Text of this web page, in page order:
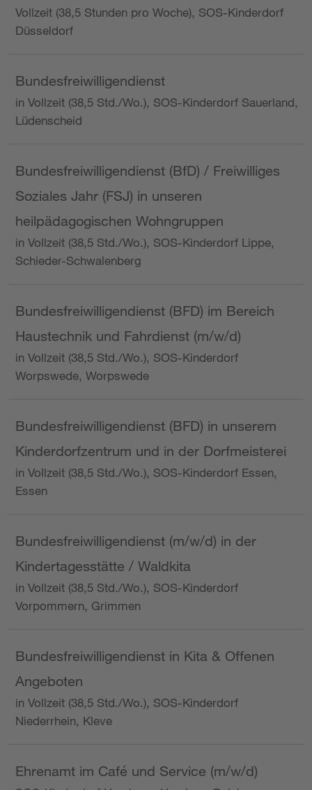
Vollzeit (38,5 Stunden pro Woche), SOS-Kinderdorf
Düsseldorf
Bundesfreiwilligendienst
in Vollzeit (38,5 Std./Wo.), SOS-Kinderdorf Sauerland,
Lüdenscheid
Bundesfreiwilligendienst (BfD) / Freiwilliges
Soziales Jahr (FSJ) in unseren
heilpädagogischen Wohngruppen
in Vollzeit (38,5 Std./Wo.), SOS-Kinderdorf Lippe,
Schieder-Schwalenberg
Bundesfreiwilligendienst (BFD) im Bereich
Haustechnik und Fahrdienst (m/w/d)
in Vollzeit (38,5 Std./Wo.), SOS-Kinderdorf
Worpswede, Worpswede
Bundesfreiwilligendienst (BFD) in unserem
Kinderdorfzentrum und in der Dorfmeisterei
in Vollzeit (38,5 Std./Wo.), SOS-Kinderdorf Essen,
Essen
Bundesfreiwilligendienst (m/w/d) in der
Kindertagesstätte / Waldkita
in Vollzeit (38,5 Std./Wo.), SOS-Kinderdorf
Vorpommern, Grimmen
Bundesfreiwilligendienst in Kita & Offenen
Angeboten
in Vollzeit (38,5 Std./Wo.), SOS-Kinderdorf
Niederrhein, Kleve
Ehrenamt im Café und Service (m/w/d)